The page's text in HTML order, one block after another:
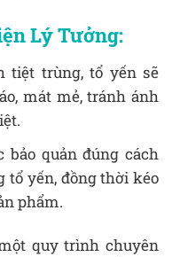
Lý Tưởng:
tiệt trùng, tổ yến sẽ
mát mẻ, tránh ánh
bảo quản đúng cách
tổ yến, đồng thời kéo
phẩm.
quy trình chuyên